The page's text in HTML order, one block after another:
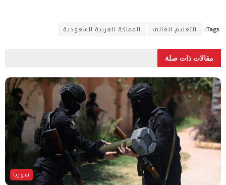
Tags: التعليم العالي المملكة العربية السعودية
مقالات ذات صلة
سوريا